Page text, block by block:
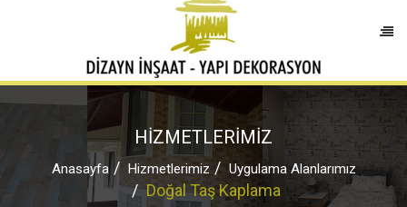
HİZMETLERİMİZ
Anasayfa Hizmetlerimiz Uygulama Alanlarımız
Doğal Taş Kaplama